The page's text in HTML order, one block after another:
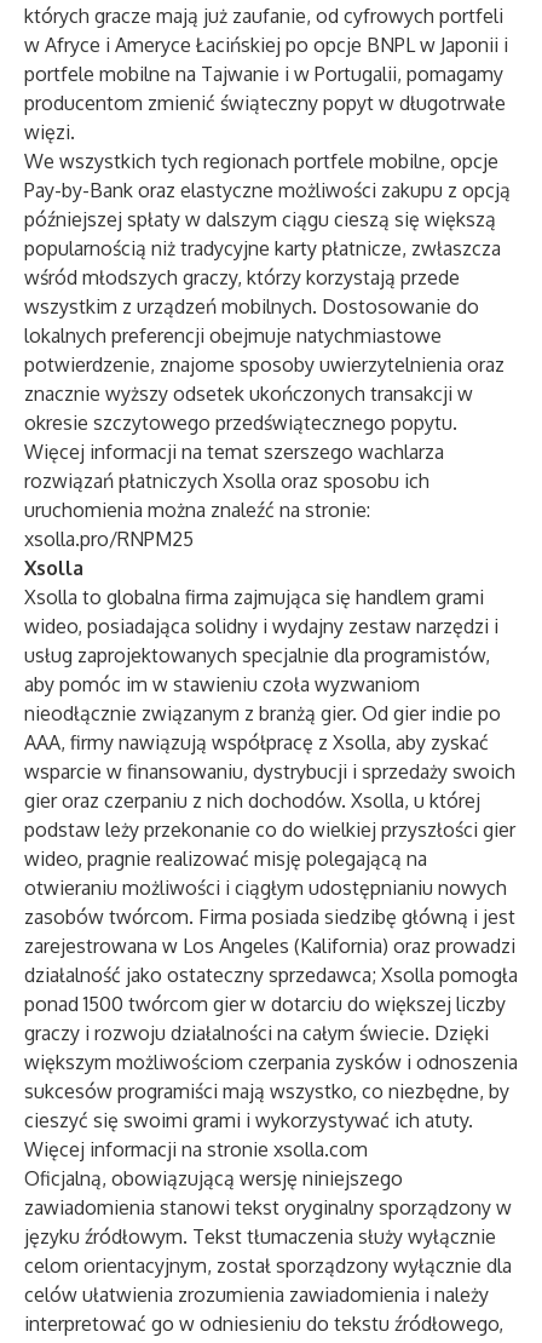
których gracze mają już zaufanie, od cyfrowych portfeli
w Afryce i Ameryce Łacińskiej po opcje BNPL w Japonii i
portfele mobilne na Tajwanie i w Portugalii, pomagamy
producentom zmienić świąteczny popyt w długotrwałe
więzi.
We wszystkich tych regionach portfele mobilne, opcje
Pay-by-Bank oraz elastyczne możliwości zakupu z opcją
późniejszej spłaty w dalszym ciągu cieszą się większą
popularnością niż tradycyjne karty płatnicze, zwłaszcza
wśród młodszych graczy, którzy korzystają przede
wszystkim z urządzeń mobilnych. Dostosowanie do
lokalnych preferencji obejmuje natychmiastowe
potwierdzenie, znajome sposoby uwierzytelnienia oraz
znacznie wyższy odsetek ukończonych transakcji w
okresie szczytowego przedświątecznego popytu.
Więcej informacji na temat szerszego wachlarza
rozwiązań płatniczych Xsolla oraz sposobu ich
uruchomienia można znaleźć na stronie:
xsolla.pro/RNPM25
Xsolla
Xsolla to globalna firma zajmująca się handlem grami
wideo, posiadająca solidny i wydajny zestaw narzędzi i
usług zaprojektowanych specjalnie dla programistów,
aby pomóc im w stawieniu czoła wyzwaniom
nieodłącznie związanym z branżą gier. Od gier indie po
AAA, firmy nawiązują współpracę z Xsolla, aby zyskać
wsparcie w finansowaniu, dystrybucji i sprzedaży swoich
gier oraz czerpaniu z nich dochodów. Xsolla, u której
podstaw leży przekonanie co do wielkiej przyszłości gier
wideo, pragnie realizować misję polegającą na
otwieraniu możliwości i ciągłym udostępnianiu nowych
zasobów twórcom. Firma posiada siedzibę główną i jest
zarejestrowana w Los Angeles (Kalifornia) oraz prowadzi
działalność jako ostateczny sprzedawca; Xsolla pomogła
ponad 1500 twórcom gier w dotarciu do większej liczby
graczy i rozwoju działalności na całym świecie. Dzięki
większym możliwościom czerpania zysków i odnoszenia
sukcesów programiści mają wszystko, co niezbędne, by
cieszyć się swoimi grami i wykorzystywać ich atuty.
Więcej informacji na stronie xsolla.com
Oficjalną, obowiązującą wersję niniejszego
zawiadomienia stanowi tekst oryginalny sporządzony w
języku źródłowym. Tekst tłumaczenia służy wyłącznie
celom orientacyjnym, został sporządzony wyłącznie dla
celów ułatwienia zrozumienia zawiadomienia i należy
interpretować go w odniesieniu do tekstu źródłowego,